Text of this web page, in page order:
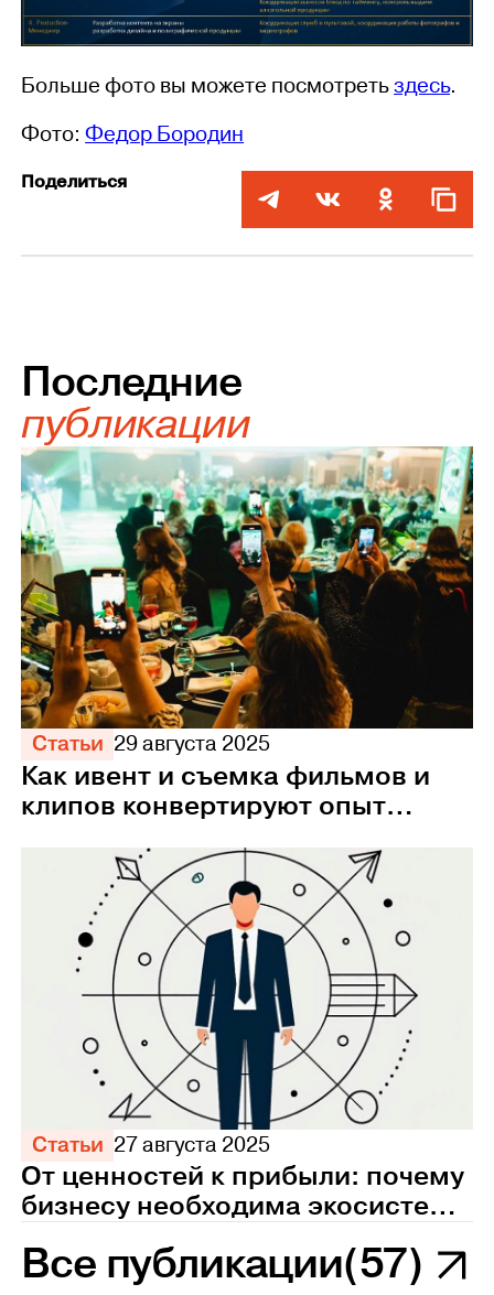
Больше фото вы можете посмотретьздесь.
Фото:Федор Бородин
Поделиться
Последние
публикации
Статьи 29 августа 2025
Как ивент и съемка фильмов и
клипов конвертируют опыт
Статьи 27 августа 2025
От ценностей к прибыли: почему
бизнесу необходима экосистема
Все публикации(57)